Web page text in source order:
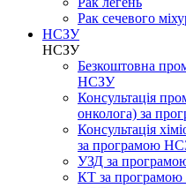
Рак сечевого
НСЗУ
НСЗУ
Безкоштовна
НСЗУ
Консультація
онколога) за
Консультація
за програмою
УЗД за
КТ за